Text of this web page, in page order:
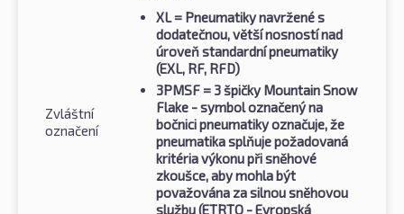
Zvláštní
označení
XL= Pneumatiky navržené s
dodatečnou, větší nosností nad
úroveň standardní pneumatiky
(EXL, RF, RFD)
3PMSF = 3 špičky Mountain Snow
Flake - symbol označený na
bočnici pneumatiky označuje, že
pneumatika splňuje požadovaná
kritéria výkonu při sněhové
zkoušce, aby mohla být
považována za silnou sněhovou
službu (ETRTO - Evropská